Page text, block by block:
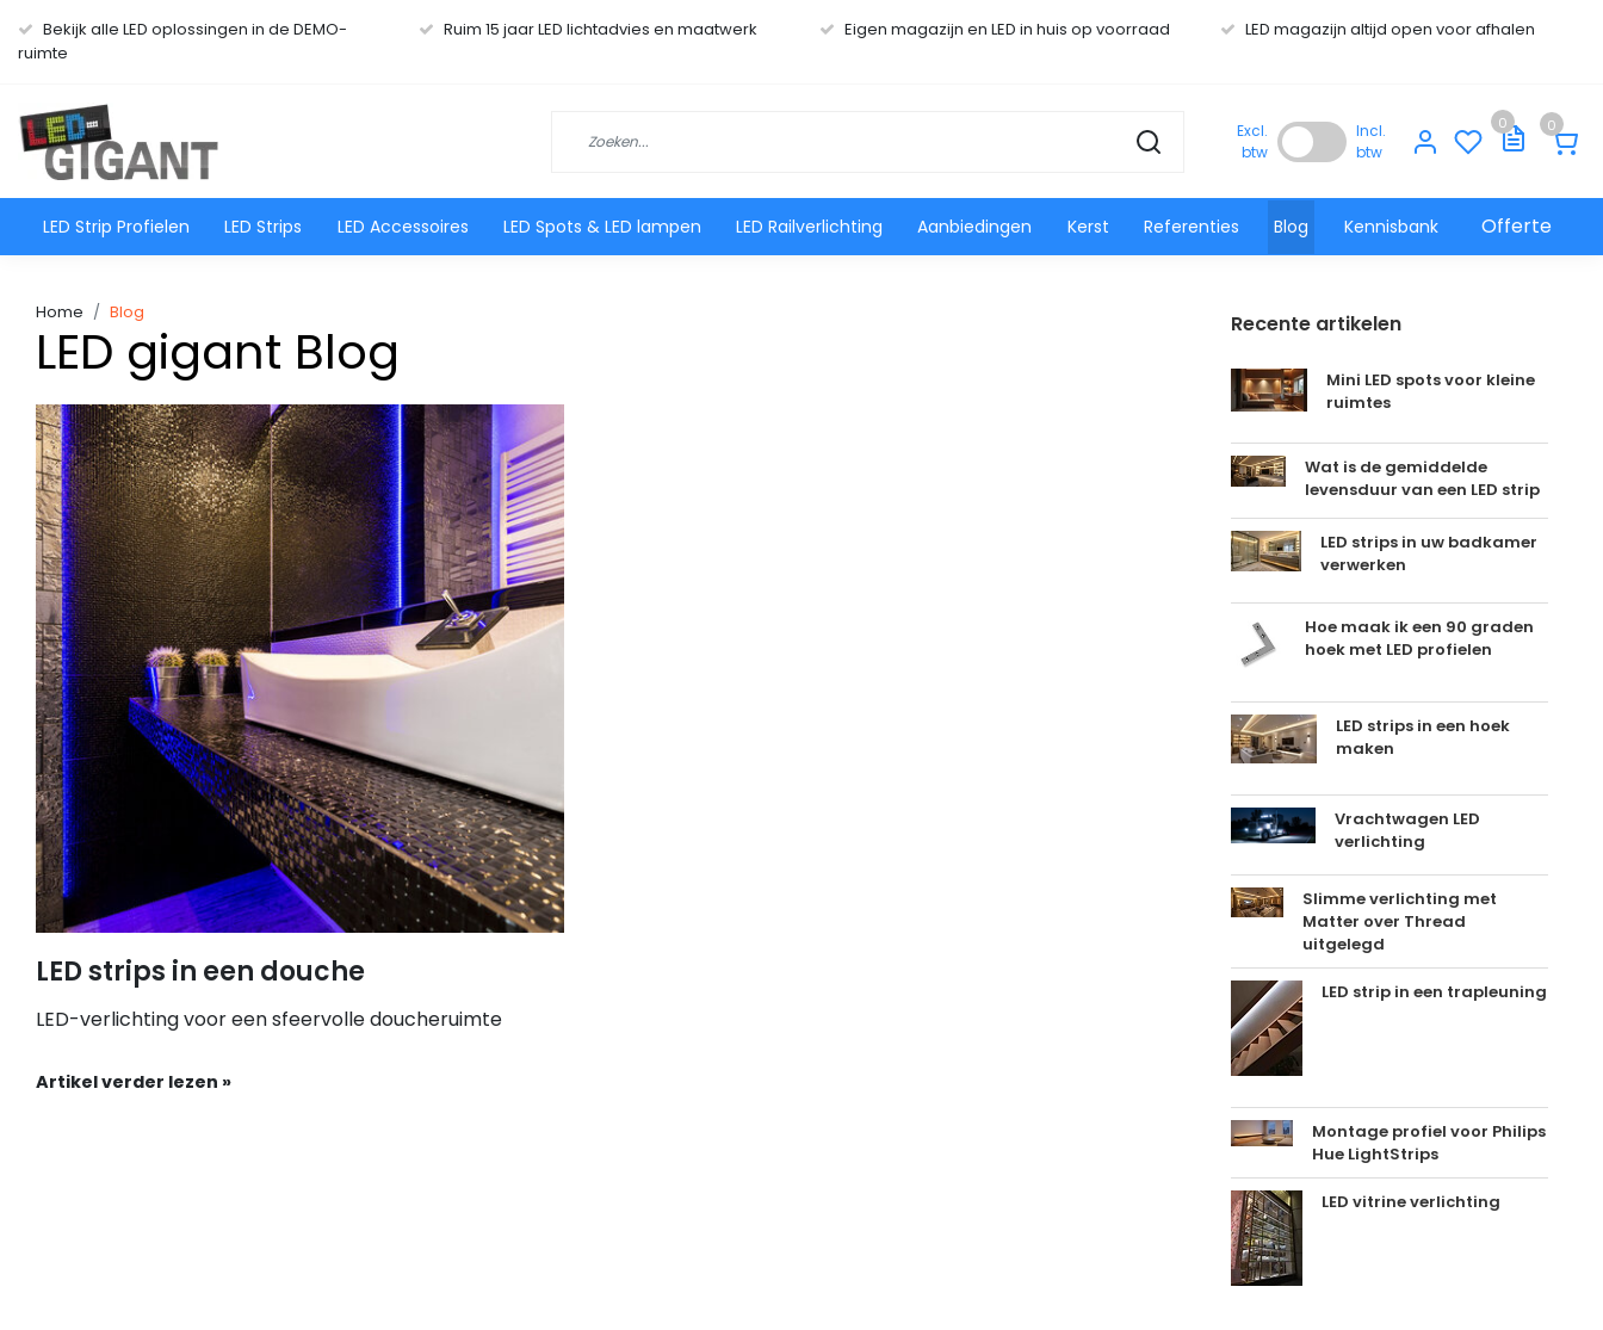
Bekijk alle LED oplossingen in de DEMO-
ruimte
Ruim 15 jaar LED lichtadvies en maatwerk Eigen magazijn en LED in huis op voorraad LED magazijn altijd open voor afhalen
Excl.
btw
Incl.
btw
0 0
LED Strip Profielen LED Strips LED Accessoires LED Spots & LED lampen LED Railverlichting Aanbiedingen Kerst Referenties Blog Kennisbank Offerte
Home Blog
LED gigant Blog
LED strips in een douche
LED-verlichting voor een sfeervolle doucheruimte
Artikel verder lezen »
Recente artikelen
Mini LED spots voor kleine
ruimtes
Wat is de gemiddelde
levensduur van een LED strip
LED strips in uw badkamer
verwerken
Hoe maak ik een 90 graden
hoek met LED profielen
LED strips in een hoek
maken
Vrachtwagen LED
verlichting
Slimme verlichting met
Matter over Thread
uitgelegd
LED strip in een trapleuning
Montage profiel voor Philips
Hue LightStrips
LED vitrine verlichting